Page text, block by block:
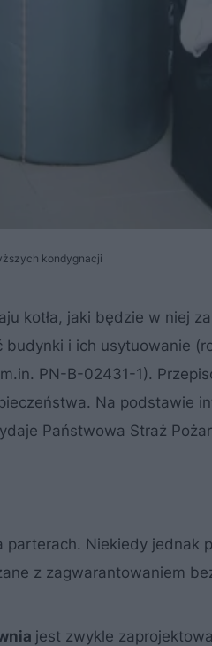
kondygnacji
kotła, jaki będzie w niej
i ich usytuowanie
PN-B-02431-1).
Na podstawie
Państwowa Straż
parterach. Niekiedy jednak
z zagwarantowaniem
jest zwykle